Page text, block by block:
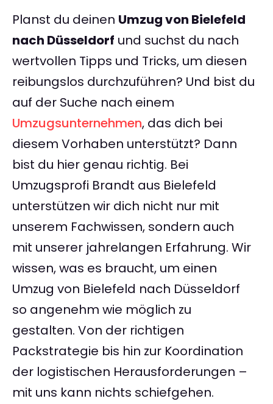
Planst du deinen Umzug von Bielefeld
nach Düsseldorf und suchst du nach
wertvollen Tipps und Tricks, um diesen
reibungslos durchzuführen? Und bist du
auf der Suche nach einem
Umzugsunternehmen, das dich bei
diesem Vorhaben unterstützt? Dann
bist du hier genau richtig. Bei
Umzugsprofi Brandt aus Bielefeld
unterstützen wir dich nicht nur mit
unserem Fachwissen, sondern auch
mit unserer jahrelangen Erfahrung. Wir
wissen, was es braucht, um einen
Umzug von Bielefeld nach Düsseldorf
so angenehm wie möglich zu
gestalten. Von der richtigen
Packstrategie bis hin zur Koordination
der logistischen Herausforderungen –
mit uns kann nichts schiefgehen.